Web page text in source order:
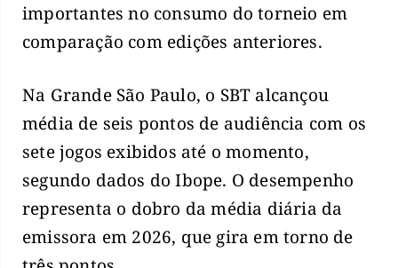
importantes no consumo do torneio em
comparação com edições anteriores.
Na Grande São Paulo, o SBT alcançou
média de seis pontos de audiência com os
sete jogos exibidos até o momento,
segundo dados do Ibope. O desempenho
representa o dobro da média diária da
emissora em 2026, que gira em torno de